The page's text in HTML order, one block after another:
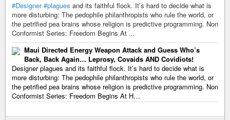
#Designer #plagues and its faithful flock. It’s hard to decide what is
more disturbing: The pedophile philanthropists who rule the world, or
the petrified pea brains whose religion is predictive programming. Non
Conformist Series: Freedom Begins At ...
Maui Directed Energy Weapon Attack and Guess Who’s
Back, Back Again… Leprosy, Covaids AND Covidiots!
Designer plagues and its faithful flock. It’s hard to decide what is
more disturbing: The pedophile philanthropists who rule the world, or
the petrified pea brains whose religion is predictive programming. Non
Conformist Series: Freedom Begins At H…